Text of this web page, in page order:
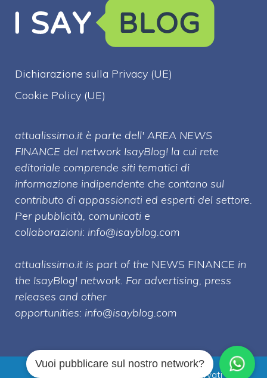
Dichiarazione sulla Privacy (UE)
Cookie Policy (UE)
attualissimo.it è parte dell' AREA NEWS
FINANCE del network IsayBlog! la cui rete
editoriale comprende siti tematici di
informazione indipendente che contano sul
contributo di appassionati ed esperti del settore.
Per pubblicità, comunicati e
collaborazioni: info@isayblog.com
attualissimo.it is part of the NEWS FINANCE in
the IsayBlog! network. For advertising, press
releases and other
opportunities: info@isayblog.com
Attualissimo.it © 2026 Tutti i diritti riservati
Vuoi pubblicare sul nostro network?